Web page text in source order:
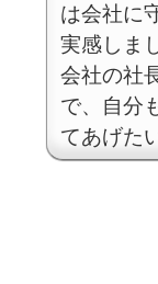
は会社に
実感しま
会社の社
で、自分
てあげた